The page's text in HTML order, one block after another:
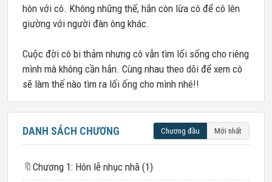
hôn với cô. Không những thế, hắn còn lừa cô để cô lên
giường với người đàn ông khác.
Cuộc đời cô bi thảm nhưng cô vẫn tìm lối sống cho riêng
mình mà không cần hắn. Cùng nhau theo dõi để xem cô
sẽ làm thế nào tìm ra lối ống cho mình nhé!!
DANH SÁCH CHƯƠNG Chương đầu Mới nhất
🔖 Chương 1: Hôn lễ nhục nhã (1)